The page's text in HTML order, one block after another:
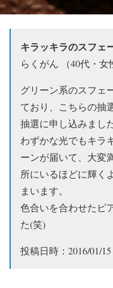
キラッキラのスフェ
らくがん （40代
グリーン系のスフェ
ており、こちらの抽
抽選に申し込みました
わずかな光でもキラ
ーンが届いて、大変
所にいるほどに輝
まいます。
色合いを合わせたピ
た(笑)
投稿日時：2016/01/15